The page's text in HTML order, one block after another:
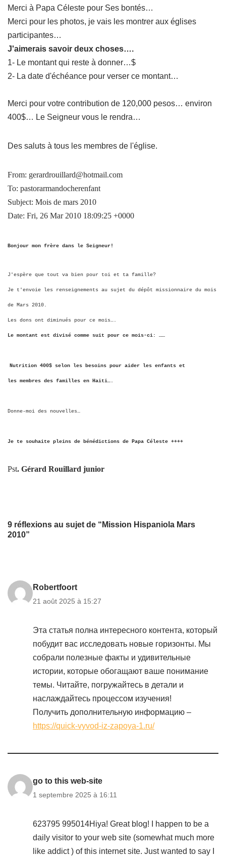
Merci à Papa Céleste pour Ses bontés…
Merci pour les photos, je vais les montrer aux églises
participantes…
J'aimerais savoir deux choses….
1- Le montant qui reste à donner…$
2- La date d'échéance pour verser ce montant…
Merci pour votre contribution de 120,000 pesos… environ
400$… Le Seigneur vous le rendra…
Des saluts à tous les membres de l'église.
From: gerardrouillard@hotmail.com
To: pastorarmandocherenfant
Subject: Mois de mars 2010
Date: Fri, 26 Mar 2010 18:09:25 +0000
Bonjour mon frère dans le Seigneur!
J'espère que tout va bien pour toi et ta famille?
Je t'envoie les renseignements au sujet du dépôt missionnaire du mois
de Mars 2010.
Les dons ont diminués pour ce mois….
Le montant est divisé comme suit pour ce mois-ci: ……
Nutrition 400$ selon les besoins pour aider les enfants et
les membres des familles en Haiti….
Donne-moi des nouvelles…
Je te souhaite pleins de bénédictions de Papa Céleste ++++
Pst. Gérard Rouillard junior
9 réflexions au sujet de “Mission Hispaniola Mars
2010”
Robertfoort
21 août 2025 à 15:27
Эта статья полна интересного контента, который
побудит вас исследовать новые горизонты. Мы
собрали полезные факты и удивительные
истории, которые обогащают ваше понимание
темы. Читайте, погружайтесь в детали и
наслаждайтесь процессом изучения!
Получить дополнительную информацию –
https://quick-vyvod-iz-zapoya-1.ru/
go to this web-site
1 septembre 2025 à 16:11
623795 995014Hiya! Great blog! I happen to be a
daily visitor to your web site (somewhat much more
like addict ) of this internet site. Just wanted to say I